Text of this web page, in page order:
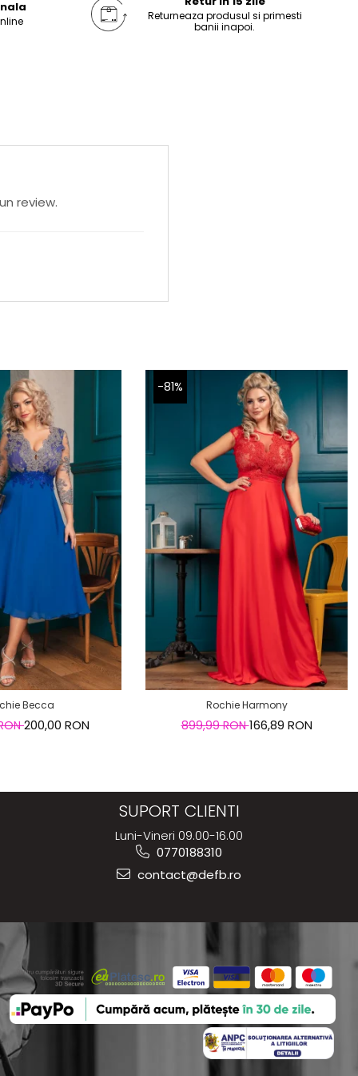
Returneaza produsul si primesti
banii inapoi.
review.
Becca
200,00 RON
-81%
Rochie Harmony
899,99 RON166,89 RON
SUPORT CLIENTI
Luni-Vineri 09.00-16.00
0770188310
contact@defb.ro